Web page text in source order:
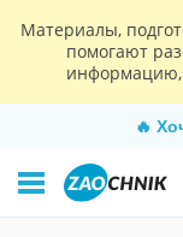
Материалы,
помогают
информацию,
🔥